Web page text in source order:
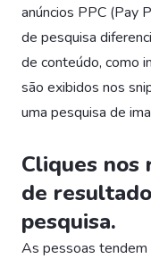
anúncios PPC (Pay
de pesquisa
de conteúdo, como
são exibidos nos
uma pesquisa de
Cliques nos
de
pesquisa.
As pessoas tendem